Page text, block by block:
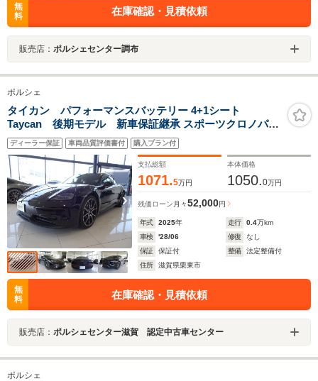
無
料
在庫確認・見積依頼
販売店： ポルシェセンター調布
ポルシェ
タイカン パフォーマンスバッテリー 4+1シート
Taycan 後期モデル 新車保証継承 スポーツクロノパッ
ケージ コンフォートシート シートベンチレーショ
ン パッセンジャーディスプレイ プライバシーガラス
ディーラー保証 車両品質評価書付 購入プラン付
支払総額
1071.5万円
本体価格
1050.0万円
残価ローン 月々52,000円
年式 2025年 走行 0.4万km
車検
'28/06 修復
なし
保証
保証付 整備
法定整備付
住所
滋賀県栗東市
無
料
在庫確認・見積依頼
販売店： ポルシェセンター滋賀 認定中古車センター
ポルシェ